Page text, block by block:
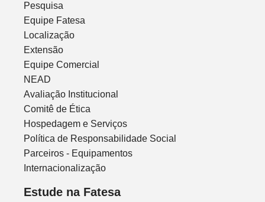
Pesquisa
Equipe Fatesa
Localização
Extensão
Equipe Comercial
NEAD
Avaliação Institucional
Comitê de Ética
Hospedagem e Serviços
Política de Responsabilidade Social
Parceiros - Equipamentos
Internacionalização
Estude na Fatesa